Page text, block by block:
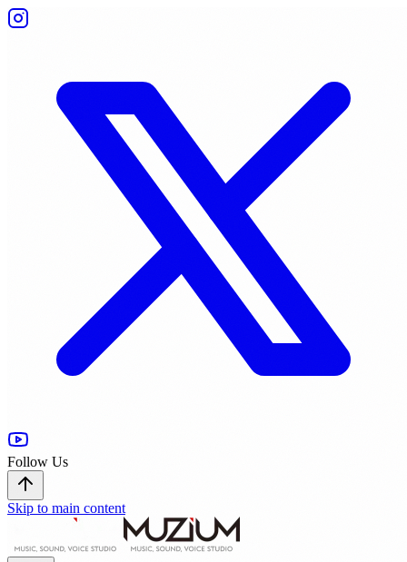
Follow Us
Skip to main content